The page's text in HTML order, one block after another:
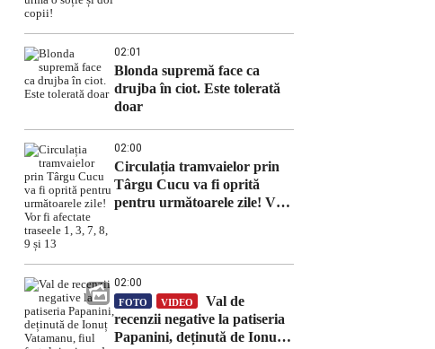
02:01
Blonda supremă face ca
drujba în ciot. Este tolerată
doar
02:00
Circulația tramvaielor prin
Târgu Cucu va fi oprită
pentru următoarele zile! Vor
02:00
FOTO VIDEO
Val de
recenzii negative la patiseria
Papanini, deținută de Ionuț